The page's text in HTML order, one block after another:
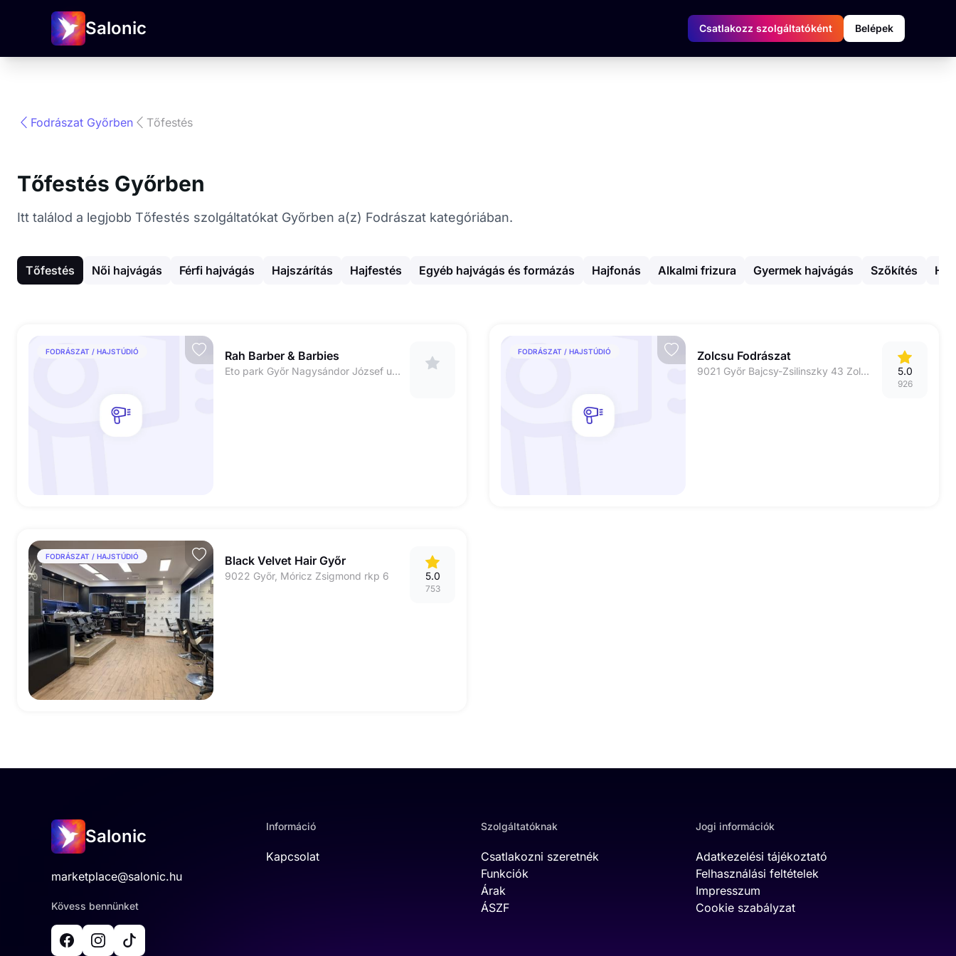
Salonic Csatlakozz szolgáltatóként Belépek
Fodrászat Győrben Tőfestés
Tőfestés Győrben
Itt találod a legjobb Tőfestés szolgáltatókat Győrben a(z) Fodrászat kategóriában.
Tőfestés Női hajvágás Férfi hajvágás Hajszárítás Hajfestés Egyéb hajvágás és formázás Hajfonás Alkalmi frizura Gyermek hajvágás Szőkítés
FODRÁSZAT / HAJSTÚDIÓ Rah Barber & Barbies
Eto park Győr Nagysándor József u 31. 1. Emelet
FODRÁSZAT / HAJSTÚDIÓ Zolcsu Fodrászat
9021 Győr Bajcsy-Zsilinszky 43 Zolcsu Fodrászat 5.0
926
FODRÁSZAT / HAJSTÚDIÓ Black Velvet Hair Győr
9022 Győr, Móricz Zsigmond rkp 6 5.0
753
Salonic
marketplace@salonic.hu
Kövess bennünket
Információ
Kapcsolat
Szolgáltatóknak
Csatlakozni szeretnék
Funkciók
Árak
ÁSZF
Jogi információk
Adatkezelési tájékoztató
Felhasználási feltételek
Impresszum
Cookie szabályzat